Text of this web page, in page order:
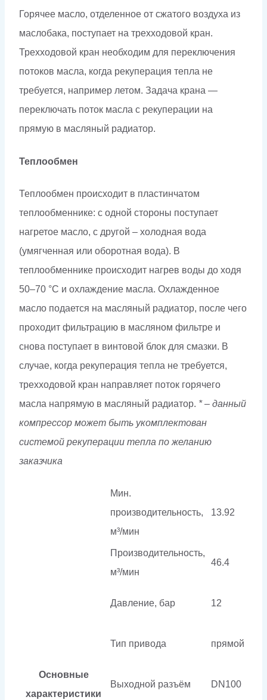
Горячее масло, отделенное от сжатого воздуха из
маслобака, поступает на трехходовой кран.
Трехходовой кран необходим для переключения
потоков масла, когда рекуперация тепла не
требуется, например летом. Задача крана —
переключать поток масла с рекуперации на
прямую в масляный радиатор.
Теплообмен
Теплообмен происходит в пластинчатом
теплообменнике: с одной стороны поступает
нагретое масло, с другой – холодная вода
(умягченная или оборотная вода). В
теплообменнике происходит нагрев воды до ходя
50–70 °С и охлаждение масла. Охлажденное
масло подается на масляный радиатор, после чего
проходит фильтрацию в масляном фильтре и
снова поступает в винтовой блок для смазки. В
случае, когда рекуперация тепла не требуется,
трехходовой кран направляет поток горячего
масла напрямую в масляный радиатор. * – данный
компрессор может быть укомплектован
системой рекуперации тепла по желанию
заказчика
Основные
характеристики
Мин.
производительность,
м³/мин
13.92
Производительность,
м³/мин
46.4
Давление, бар 12
Тип привода прямой
Выходной разъём DN100